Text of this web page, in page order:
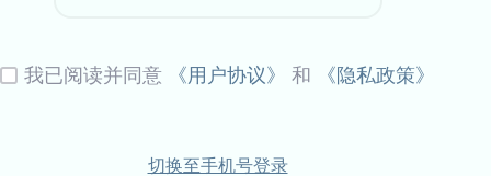
我已阅读并同意 《用户协议》 和 《隐私政策》
切换至手机号登录